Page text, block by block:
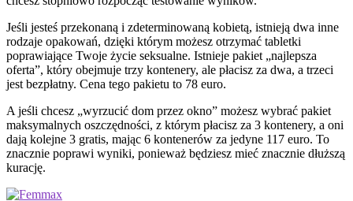
Jeśli jesteś przekonaną i zdeterminowaną kobietą, istnieją dwa inne
rodzaje opakowań, dzięki którym możesz otrzymać tabletki
poprawiające Twoje życie seksualne. Istnieje pakiet „najlepsza
oferta”, który obejmuje trzy kontenery, ale płacisz za dwa, a trzeci
jest bezpłatny. Cena tego pakietu to 78 euro.
A jeśli chcesz „wyrzucić dom przez okno” możesz wybrać pakiet
maksymalnych oszczędności, z którym płacisz za 3 kontenery, a oni
dają kolejne 3 gratis, mając 6 kontenerów za jedyne 117 euro. To
znacznie poprawi wyniki, ponieważ będziesz mieć znacznie dłuższą
kurację.